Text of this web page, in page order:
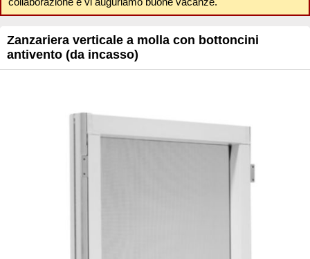
Zanzariera verticale a molla con bottoncini
antivento (da incasso)